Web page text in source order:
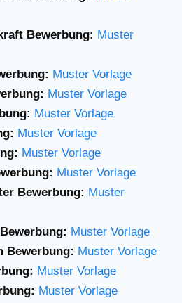
Bewerbung: Muster
Muster Vorlage
Muster Vorlage
Muster Vorlage
Muster Vorlage
Muster Vorlage
Muster Vorlage
Bewerbung: Muster
Muster Vorlage
Bewerbung: Muster Vorlage
Muster Vorlage
Muster Vorlage